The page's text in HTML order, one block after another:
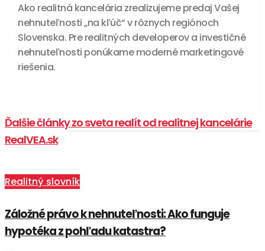
Ako realitná kancelária zrealizujeme predaj Vašej
nehnuteľnosti „na kľúč“ v rôznych regiónoch
Slovenska. Pre realitných developerov a investičné
nehnuteľnosti ponúkame moderné marketingové
riešenia.
Ďalšie články zo sveta realít od realitnej kancelárie
RealVEA.sk
Realitný slovník
Záložné právo k nehnuteľnosti: Ako funguje
hypotéka z pohľadu katastra?